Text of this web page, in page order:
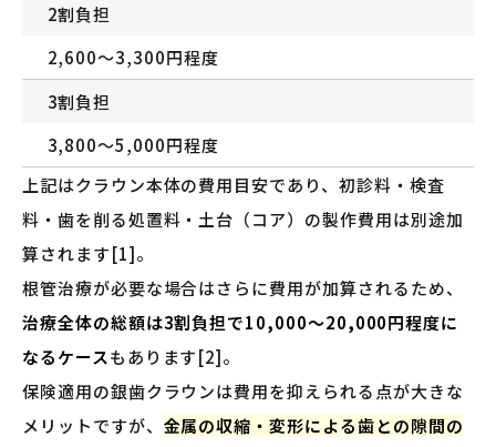
2割負担
2,600〜3,300円程度
3割負担
3,800〜5,000円程度
上記はクラウン本体の費用目安であり、初診料・検査
料・歯を削る処置料・土台（コア）の製作費用は別途加
算されます[1]。
根管治療が必要な場合はさらに費用が加算されるため、
治療全体の総額は3割負担で10,000〜20,000円程度に
なるケースもあります[2]。
保険適用の銀歯クラウンは費用を抑えられる点が大きな
メリットですが、 金属の収縮・変形による歯との隙間の